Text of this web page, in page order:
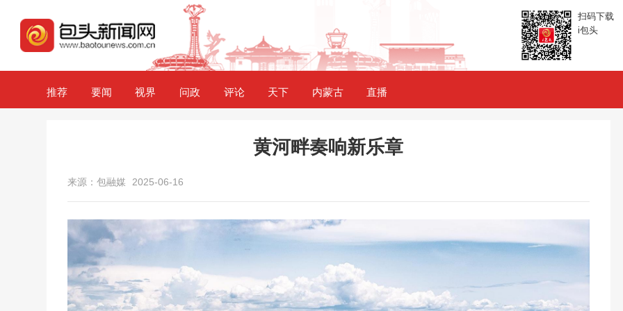
扫码下载
i包头
推荐 要闻 视界 问政 评论 天下 内蒙古 直播
黄河畔奏响新乐章
来源：包融媒 2025-06-16